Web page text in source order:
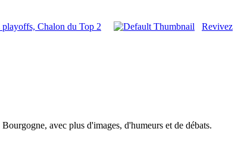
Chalon du Top 2
Revivez
avec plus d'images, d'humeurs et de débats.